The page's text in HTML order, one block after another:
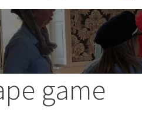
game